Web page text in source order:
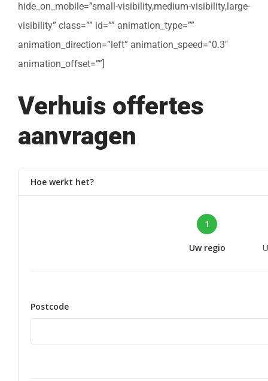
hide_on_mobile=”small-visibility,medium-visibility,large-
visibility” class=”” id=”” animation_type=””
animation_direction=”left” animation_speed=”0.3″
animation_offset=””]
Verhuis offertes
aanvragen